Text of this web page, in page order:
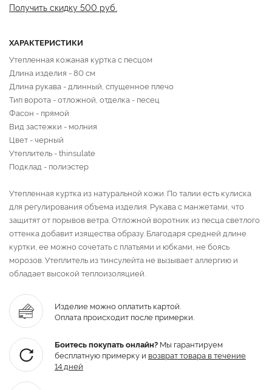
Получить скидку 500 руб.
ХАРАКТЕРИСТИКИ
Утепленная кожаная куртка с песцом
Длина изделия - 80 см
Длина рукава - длинный, спущенное плечо
Тип ворота - отложной, отделка - песец
Фасон - прямой
Вид застежки - молния
Цвет - черный
Утеплитель - thinsulate
Подклад - полиэстер
Утепленная куртка из натуральной кожи. По талии есть кулиска
для регулирования объема изделия. Рукава с манжетами, что
защитят от порывов ветра. Отложной воротник из песца светлого
оттенка добавит изящества образу. Благодаря средней длине
куртки, ее можно сочетать с платьями и юбками, не боясь
морозов. Утеплитель из тинсулейта не вызывает аллергию и
обладает высокой теплоизоляцией.
Изделие можно оплатить картой.
Оплата происходит после примерки.
Боитесь покупать онлайн? Мы гарантируем
бесплатную примерку и возврат товара в течение
14 дней